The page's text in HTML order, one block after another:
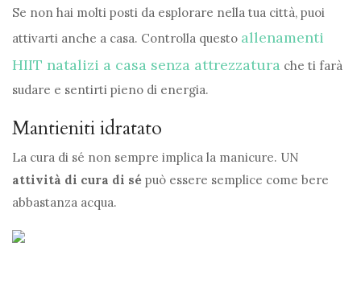
Se non hai molti posti da esplorare nella tua città, puoi
attivarti anche a casa. Controlla questo allenamenti
HIIT natalizi a casa senza attrezzatura che ti farà
sudare e sentirti pieno di energia.
Mantieniti idratato
La cura di sé non sempre implica la manicure. UN
attività di cura di sé può essere semplice come bere
abbastanza acqua.